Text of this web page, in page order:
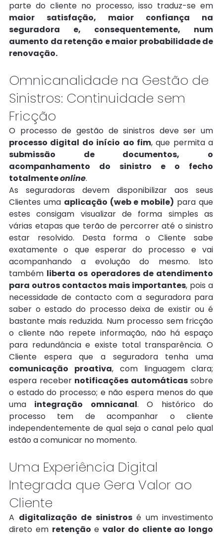
maior satisfação, maior confiança na
seguradora e, consequentemente, num
aumento da retenção e maior probabilidade de
renovação.
Omnicanalidade na Gestão de
Sinistros: Continuidade sem
Fricção
processo digital do início ao fim
submissão de documentos, o
acompanhamento do sinistro e o fecho
totalmente online.
As seguradoras devem disponibilizar aos seus
Clientes uma aplicação (web e mobile) para que
estes consigam visualizar de forma simples as
várias etapas que terão de percorrer até o sinistro
estar resolvido. Desta forma o Cliente sabe
exatamente o que esperar do processo e vai
acompanhando a evolução do mesmo. Isto
também liberta os operadores de atendimento
para outros contactos mais importantes, pois a
necessidade de contacto com a seguradora para
saber o estado do processo deixa de existir ou é
bastante mais reduzida. Num processo sem fricção
o cliente não repete informação, não há espaço
para redundância e existe total transparência. O
comunicação proativa, com linguagem clara;
espera receber notificações automáticas sobre
o estado do processo; e não espera menos do que
uma integração omnicanal. O histórico do
processo tem de acompanhar o cliente
independentemente de qual seja o canal pelo qual
estão a comunicar no momento.
Uma Experiência Digital
Integrada que Gera Valor ao
Cliente
A digitalização de sinistros é um investimento
direto em retenção e valor do cliente ao longo